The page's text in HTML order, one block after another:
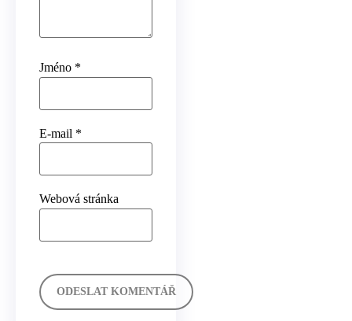
Jméno *
E-mail *
Webová stránka